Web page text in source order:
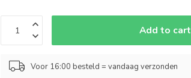
Add to cart
Voor 16:00 besteld = vandaag verzonden